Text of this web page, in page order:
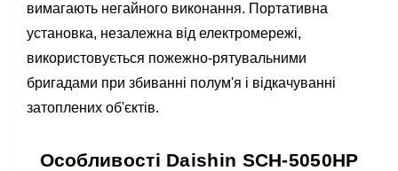
вимагають негайного виконання. Портативна
установка, незалежна від електромережі,
використовується пожежно-рятувальними
бригадами при збиванні полум'я і відкачуванні
затоплених об'єктів.
Особливості Daishin SCH-5050HP